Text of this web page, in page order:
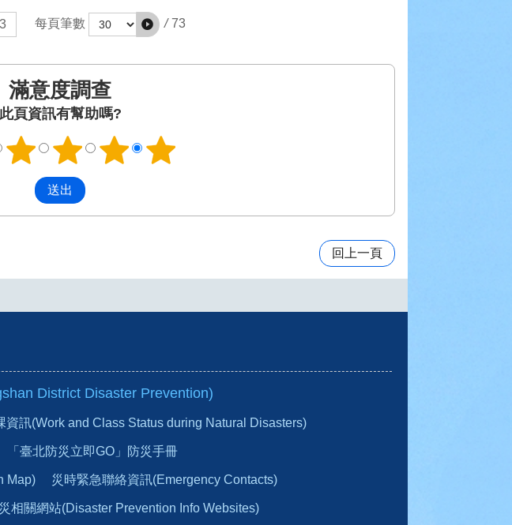
3 每頁筆數 / 73
滿意度調查
此頁資訊有幫助嗎?
回上一頁
District Disaster Prevention)
資訊(Work and Class Status during Natural Disasters)
「臺北防災立即GO」防災手冊
Map) 災時緊急聯絡資訊(Emergency Contacts)
相關網站(Disaster Prevention Info Websites)